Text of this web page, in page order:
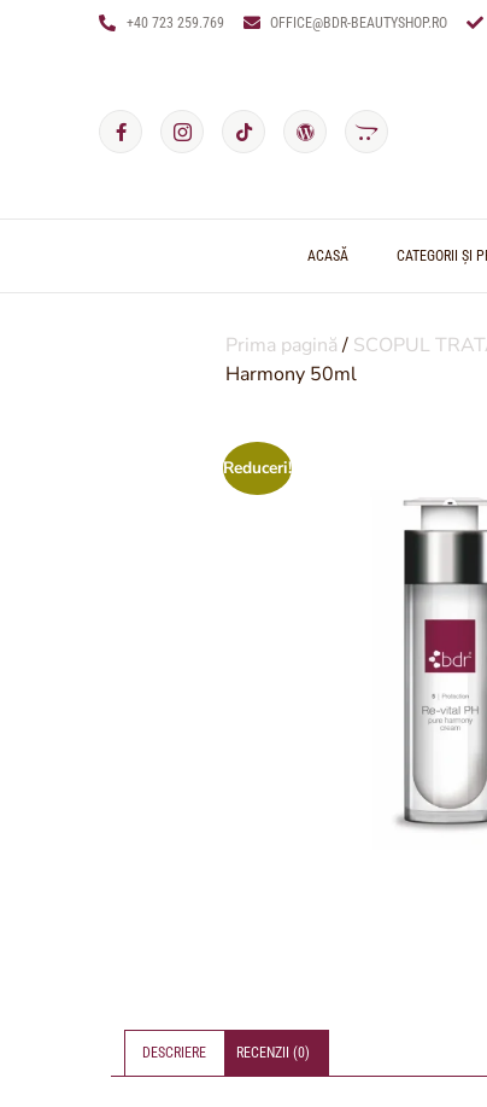
+40 723 259.769 OFFICE@BDR-BEAUTYSHOP.RO
ACASĂ CATEGORII ȘI
Prima pagină/ SCOPUL
Harmony 50ml
Reduceri!
DESCRIERE RECENZII (0)